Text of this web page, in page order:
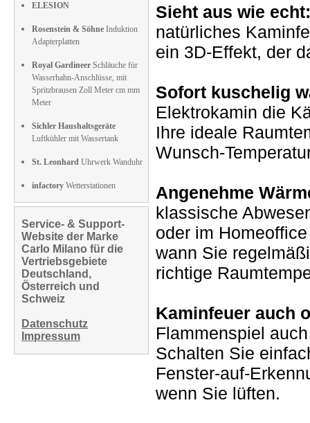
ELESION
Rosenstein & Söhne Induktion
Adapterplatten
Royal Gardineer Schläuche für
Wasserhahn-Anschlüsse, mit
Spritzbrausen Zoll Meter cm mm
Meter
Sichler Haushaltsgeräte
Luftkühler mit Wassertank
St. Leonhard Uhrwerk Wanduhr
infactory Wetterstationen
Service- & Support-
Website der Marke
Carlo Milano für die
Vertriebsgebiete
Deutschland,
Österreich und
Schweiz
Datenschutz
Impressum
Sieht aus wie echt:
natürliches
ein 3D-Effekt, der
Sofort kuschelig
Elektrokamin die
Ihre ideale
Wunsch-
Angenehme
klassische
oder im
wann Sie
richtige
Kaminfeuer auch
Flammenspiel
Schalten Sie
Fenster-auf-
wenn Sie lüften.